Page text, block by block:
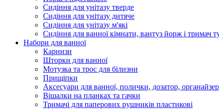
Сидіння для унітазу тверде
Сидіння для унітазу дитяче
Сидіння для унітазу м'які
Сидіння для ванної кімнати, вантуз йорж і тримач
Набори для ванної
Карнизи
Шторки для ванної
Мотузка та трос для білизни
Прищіпки
Аксесуари для ванної, полички, дозатор,
Вішалки на планках та гачки
Тримачі для паперових рушників пластикові